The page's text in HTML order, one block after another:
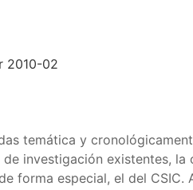
2010-02
temática y
investigación existentes,
forma especial, el del